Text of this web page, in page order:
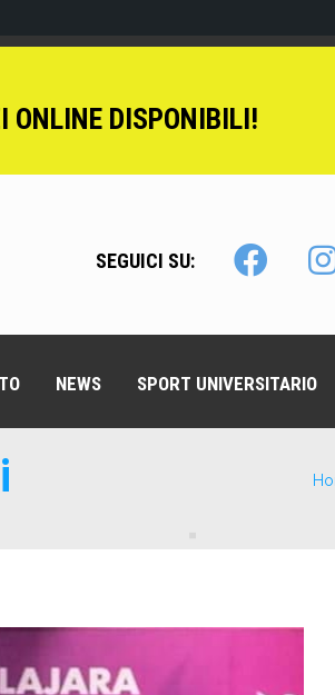
ONLINE DISPONIBILI!
SEGUICI SU:
NEWS SPORT UNIVERSITARIO